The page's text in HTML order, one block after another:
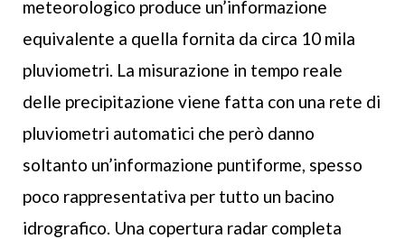
meteorologico produce un’informazione
equivalente a quella fornita da circa 10 mila
pluviometri. La misurazione in tempo reale
delle precipitazione viene fatta con una rete di
pluviometri automatici che però danno
soltanto un’informazione puntiforme, spesso
poco rappresentativa per tutto un bacino
idrografico. Una copertura radar completa